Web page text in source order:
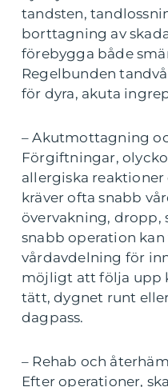
tandsten,
borttagning av
förebygga både
Regelbunden
för dyra, akuta
– Akutmottagning
Förgiftningar,
allergiska
kräver ofta snabb
övervakning, dropp,
snabb operation kan
vårdavdelning för
möjligt att följa upp
tätt, dygnet runt
dagpass.
– Rehab och
Efter operationer,